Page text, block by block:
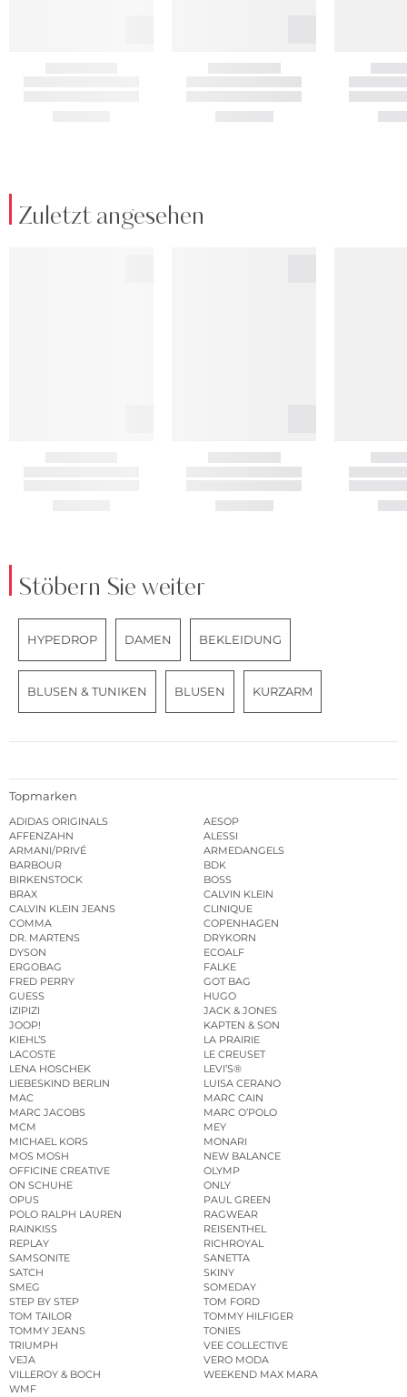
Zuletzt angesehen
Stöbern Sie weiter
HYPEDROP DAMEN BEKLEIDUNG
BLUSEN & TUNIKEN BLUSEN KURZARM
Topmarken
ADIDAS ORIGINALS
AESOP
AFFENZAHN
ALESSI
ARMANI/PRIVÉ
ARMEDANGELS
BARBOUR
BDK
BIRKENSTOCK
BOSS
BRAX
CALVIN KLEIN
CALVIN KLEIN JEANS
CLINIQUE
COMMA
COPENHAGEN
DR. MARTENS
DRYKORN
DYSON
ECOALF
ERGOBAG
FALKE
FRED PERRY
GOT BAG
GUESS
HUGO
IZIPIZI
JACK & JONES
JOOP!
KAPTEN & SON
KIEHL’S
LA PRAIRIE
LACOSTE
LE CREUSET
LENA HOSCHEK
LEVI’S®
LIEBESKIND BERLIN
LUISA CERANO
MAC
MARC CAIN
MARC JACOBS
MARC O’POLO
MCM
MEY
MICHAEL KORS
MONARI
MOS MOSH
NEW BALANCE
OFFICINE CREATIVE
OLYMP
ON SCHUHE
ONLY
OPUS
PAUL GREEN
POLO RALPH LAUREN
RAGWEAR
RAINKISS
REISENTHEL
REPLAY
RICHROYAL
SAMSONITE
SANETTA
SATCH
SKINY
SMEG
SOMEDAY
STEP BY STEP
TOM FORD
TOM TAILOR
TOMMY HILFIGER
TOMMY JEANS
TONIES
TRIUMPH
VEE COLLECTIVE
VEJA
VERO MODA
VILLEROY & BOCH
WEEKEND MAX MARA
WMF